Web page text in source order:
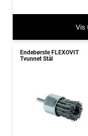
Vis
Endebørste FLEXOVIT
Tvunnet Stål